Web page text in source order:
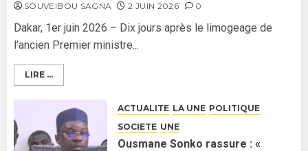
SOUVEIBOU SAGNA 2 JUIN 2026 0
Dakar, 1er juin 2026 – Dix jours après le limogeage de
l’ancien Premier ministre...
LIRE ...
ACTUALITE LA UNE POLITIQUE
SOCIETE UNE
Ousmane Sonko rassure : «